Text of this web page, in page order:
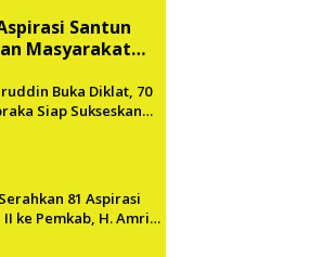
Santun
Masyarakat
Buka Diklat, 70
Siap Sukseskan
81 Aspirasi
ke Pemkab, H. Amri